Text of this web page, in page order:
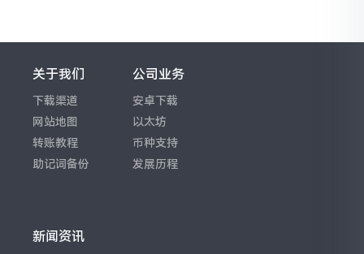
关于我们
下载渠道
网站地图
转账教程
助记词备份
公司业务
安卓下载
以太坊
币种支持
发展历程
新闻资讯